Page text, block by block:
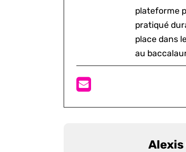
plateforme
pratiqué
place dans
au